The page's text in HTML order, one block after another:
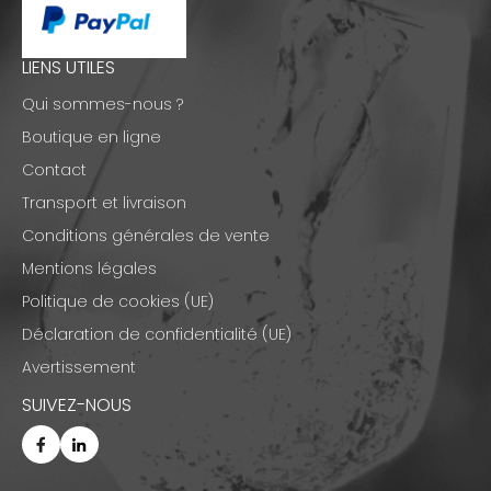
LIENS UTILES
Qui sommes-nous ?
Boutique en ligne
Contact
Transport et livraison
Conditions générales de vente
Mentions légales
Politique de cookies (UE)
Déclaration de confidentialité (UE)
Avertissement
SUIVEZ-NOUS